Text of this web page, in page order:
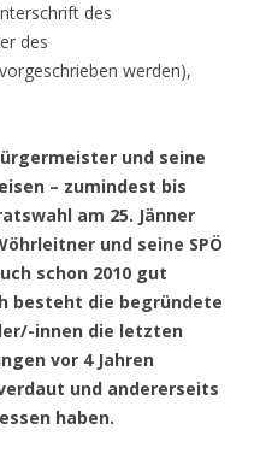
des
des
werden),
und seine
– zumindest bis
am 25. Jänner
und seine SPÖ
schon 2010 gut
besteht die begründete
innen die letzten
vor 4 Jahren
und andererseits
haben.